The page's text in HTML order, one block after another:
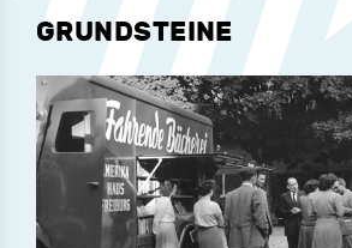
GRUNDSTEINE